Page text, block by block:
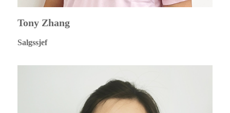
Tony Zhang
Salgssjef